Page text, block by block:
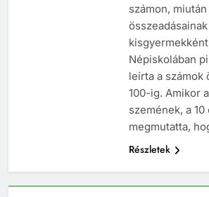
számon,
Népiskolában
leírta a számok
100-ig. Amikor
szemének, a
megmutatta,
Részletek